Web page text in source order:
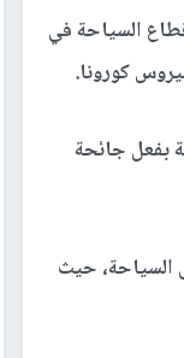
قطاع السياحة في
كورونا.
بفعل جائحة
السياحة، حيث